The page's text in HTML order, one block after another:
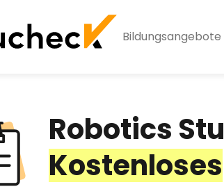
Bildungsangebote
Robotics
Kostenloses